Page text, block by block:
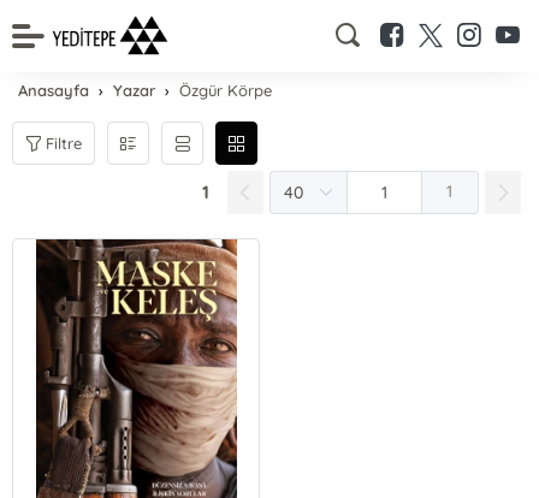
Anasayfa Yazar Özgür Körpe
Filtre
1 1